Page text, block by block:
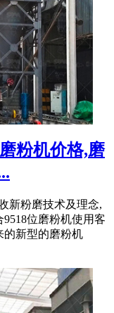
粉机价格,磨
新粉磨技术及理念,
位磨粉机使用客
的新型的磨粉机